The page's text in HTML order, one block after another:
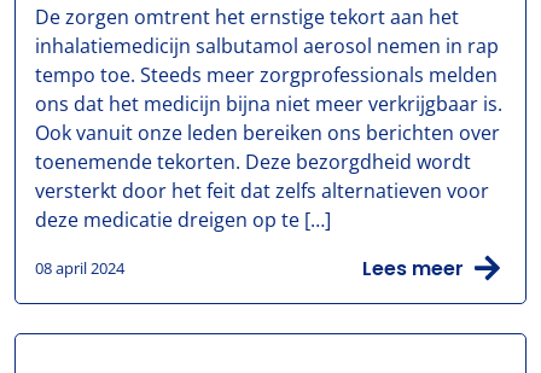
De zorgen omtrent het ernstige tekort aan het
inhalatiemedicijn salbutamol aerosol nemen in rap
tempo toe. Steeds meer zorgprofessionals melden
ons dat het medicijn bijna niet meer verkrijgbaar is.
Ook vanuit onze leden bereiken ons berichten over
toenemende tekorten. Deze bezorgdheid wordt
versterkt door het feit dat zelfs alternatieven voor
deze medicatie dreigen op te […]
08 april 2024 Lees meer